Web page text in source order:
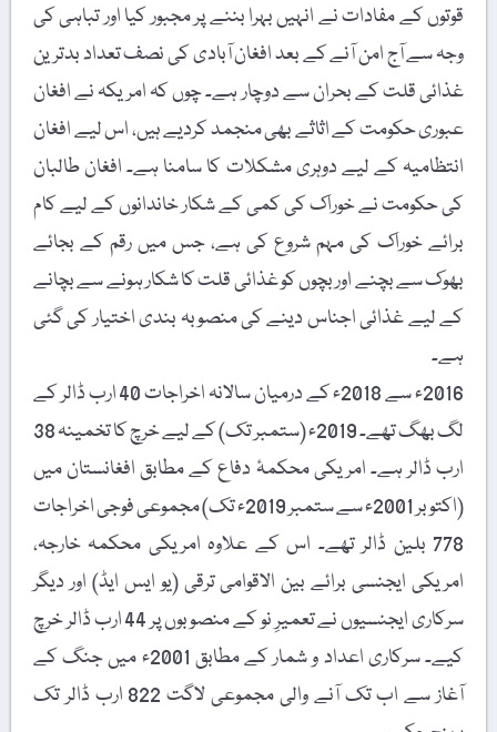
قوتوں کے مفادات نے انہیں بہرا بننے پر مجبور کیا اور تباہی کی
وجہ سے آج امن آنے کے بعد افغان آبادی کی نصف تعداد بدترین
غذائی قلت کے بحران سے دوچار ہے۔ چوں کہ امریکہ نے افغان
عبوری حکومت کے اثاثے بھی منجمد کردیے ہیں، اس لیے افغان
انتظامیہ کے لیے دوہری مشکلات کا سامنا ہے۔ افغان طالبان
کی حکومت نے خوراک کی کمی کے شکار خاندانوں کے لیے کام
برائے خوراک کی مہم شروع کی ہے، جس میں رقم کے بجائے
بھوک سے بچنے اور بچوں کو غذائی قلت کا شکار ہونے سے بچانے
کے لیے غذائی اجناس دینے کی منصوبہ بندی اختیار کی گئی
ہے۔
2016ء سے 2018ء کے درمیان سالانہ اخراجات 40 ارب ڈالر کے
لگ بھگ تھے۔ 2019ء (ستمبر تک) کے لیے خرچ کا تخمینہ 38
ارب ڈالر ہے۔ امریکی محکمۂ دفاع کے مطابق افغانستان میں
(اکتوبر 2001ء سے ستمبر 2019ء تک) مجموعی فوجی اخراجات
778 بلین ڈالر تھے۔ اس کے علاوہ امریکی محکمہ خارجہ،
امریکی ایجنسی برائے بین الاقوامی ترقی (یو ایس ایڈ) اور دیگر
سرکاری ایجنسیوں نے تعمیرِ نو کے منصوبوں پر 44 ارب ڈالر خرچ
کیے۔ سرکاری اعداد و شمار کے مطابق 2001ء میں جنگ کے
آغاز سے اب تک آنے والی مجموعی لاگت 822 ارب ڈالر تک